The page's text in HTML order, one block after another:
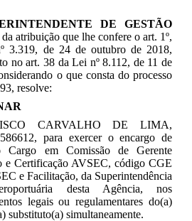
DE GESTÃO
atribuição que lhe confere o art. 1º,
3.319, de 24 de outubro de 2018,
no art. 38 da Lei nº 8.112, de 11 de
o que consta do processo
resolve:
CARVALHO DE LIMA,
para exercer o encargo de
Cargo em Comissão de Gerente
e Certificação AVSEC, código CGE
e Facilitação, da Superintendência
desta Agência, nos
legais ou regulamentares do(a)
substituto(a) simultaneamente.